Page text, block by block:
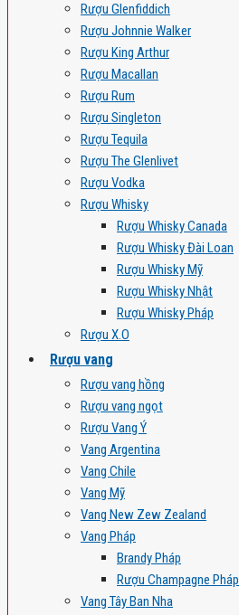
Rượu Glenfiddich
Rượu Johnnie Walker
Rượu King Arthur
Rượu Macallan
Rượu Rum
Rượu Singleton
Rượu Tequila
Rượu The Glenlivet
Rượu Vodka
Rượu Whisky
Rượu Whisky Canada
Rượu Whisky Đài Loan
Rượu Whisky Mỹ
Rượu Whisky Nhật
Rượu Whisky Pháp
Rượu X.O
Rượu vang
Rượu vang hồng
Rượu vang ngọt
Rượu Vang Ý
Vang Argentina
Vang Chile
Vang Mỹ
Vang New Zew Zealand
Vang Pháp
Brandy Pháp
Rượu Champagne Pháp
Vang Tây Ban Nha